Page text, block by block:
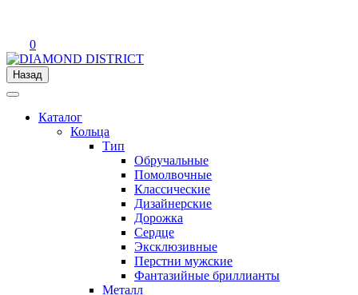
0
Назад
Каталог
Кольца
Тип
Обручальные
Помолвочные
Классические
Дизайнерские
Дорожка
Сердце
Эксклюзивные
Перстни мужские
Фантазийные бриллианты
Металл